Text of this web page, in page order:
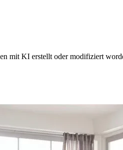
mit KI erstellt oder modifiziert